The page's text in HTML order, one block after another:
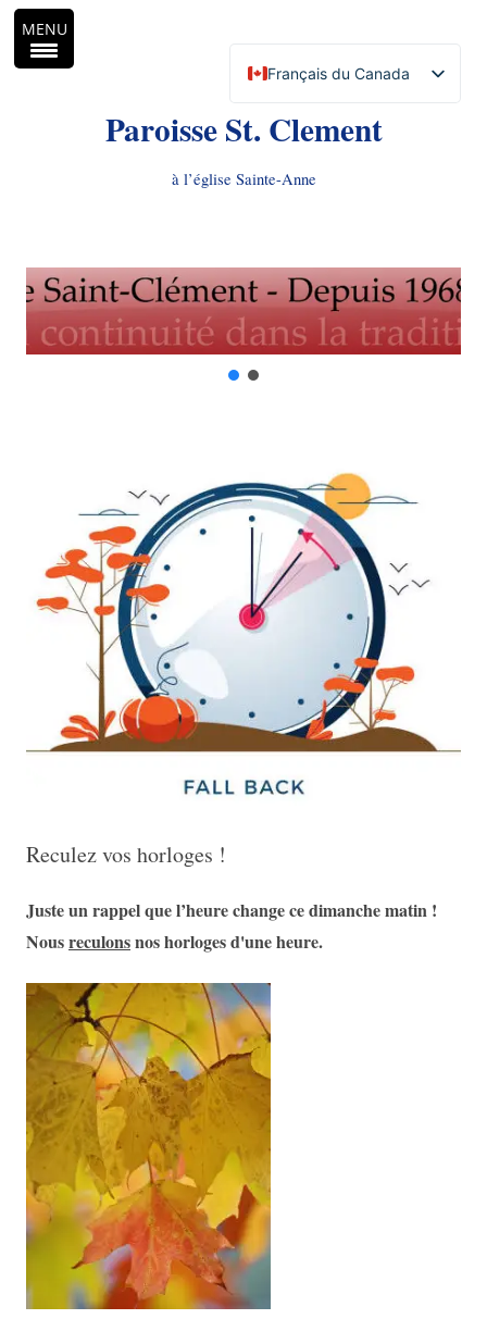
Français du Canada
English (Canada)
Paroisse St. Clement
à l’église Sainte-Anne
Reculez vos horloges !
Juste un rappel que l’heure change ce dimanche matin !
Nousreculonsnos horloges d'une heure.
MENU